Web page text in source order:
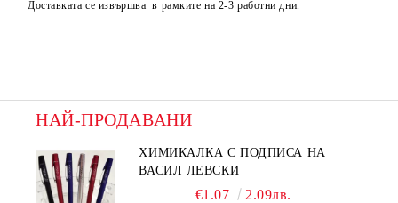
Доставката се извършва в рамките на 2-3 работни дни.
НАЙ-ПРОДАВАНИ
ХИМИКАЛКА С ПОДПИСА НА
ВАСИЛ ЛЕВСКИ
€1.07 2.09лв.